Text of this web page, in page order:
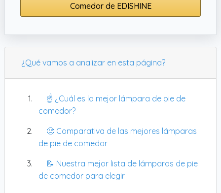
Comedor de EDISHINE
¿Qué vamos a analizar en esta página?
☝️ ¿Cuál es la mejor lámpara de pie de
comedor?
🧐 Comparativa de las mejores lámparas
de pie de comedor
📝 Nuestra mejor lista de lámparas de pie
de comedor para elegir